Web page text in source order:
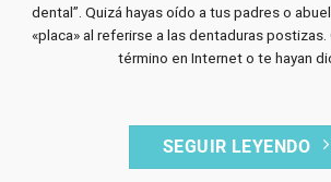
dental”. Quizá hayas oído a tus padres o
«placa» al referirse a las dentaduras postizas.
término en Internet o te hayan
SEGUIR LEYENDO